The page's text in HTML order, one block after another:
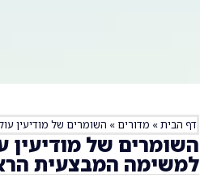
דף הבית» מדורים » השומרים של מודיעין
השומרים של מודיעין
למשימה המבצעית